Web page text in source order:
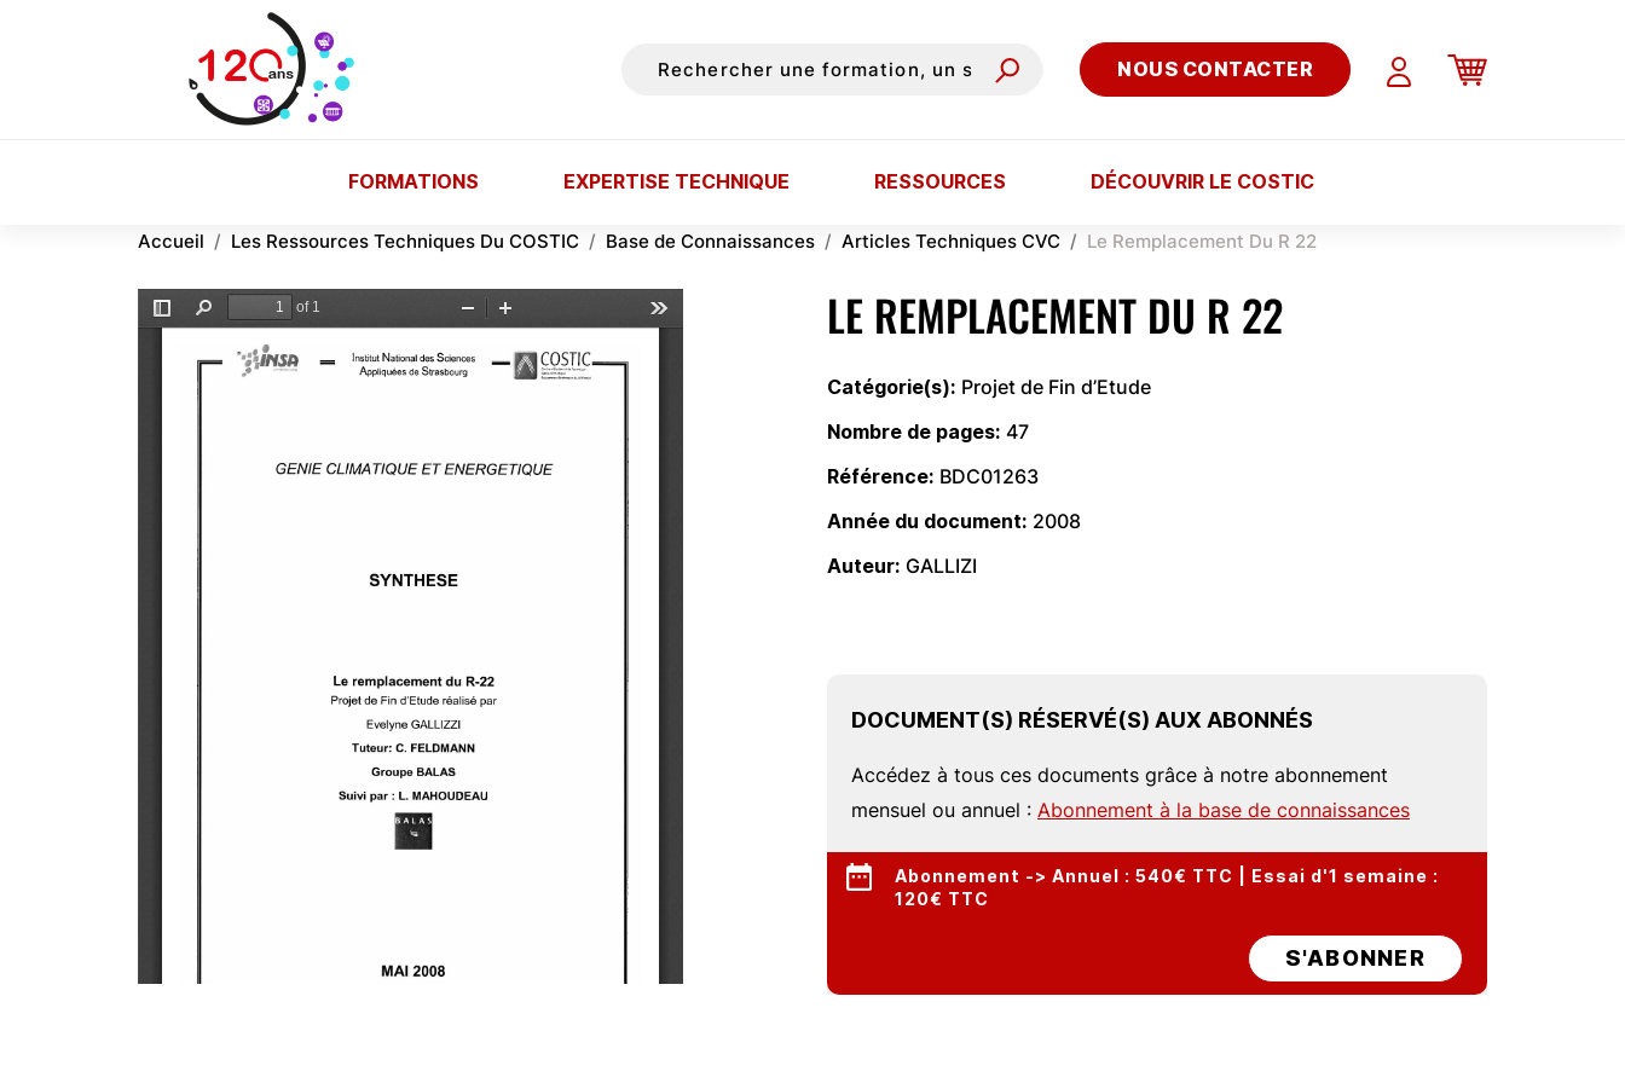
NOUS CONTACTER
FORMATIONS EXPERTISE TECHNIQUE RESSOURCES DÉCOUVRIR LE COSTIC
Accueil Les Ressources Techniques Du COSTIC Base de Connaissances Articles Techniques CVC Le Remplacement Du R 22
LE REMPLACEMENT DU R 22
Catégorie(s) Projet de Fin d’Etude
Nombre de pages 47
Référence BDC01263
Année du document 2008
Auteur GALLIZI
DOCUMENT(S) RÉSERVÉ(S) AUX ABONNÉS
Accédez à tous ces documents grâce à notre abonnement
mensuel ou annuel : Abonnement à la base de connaissances
Abonnement -> Annuel : 540€ TTC | Essai d'1 semaine :
120€ TTC
S'ABONNER